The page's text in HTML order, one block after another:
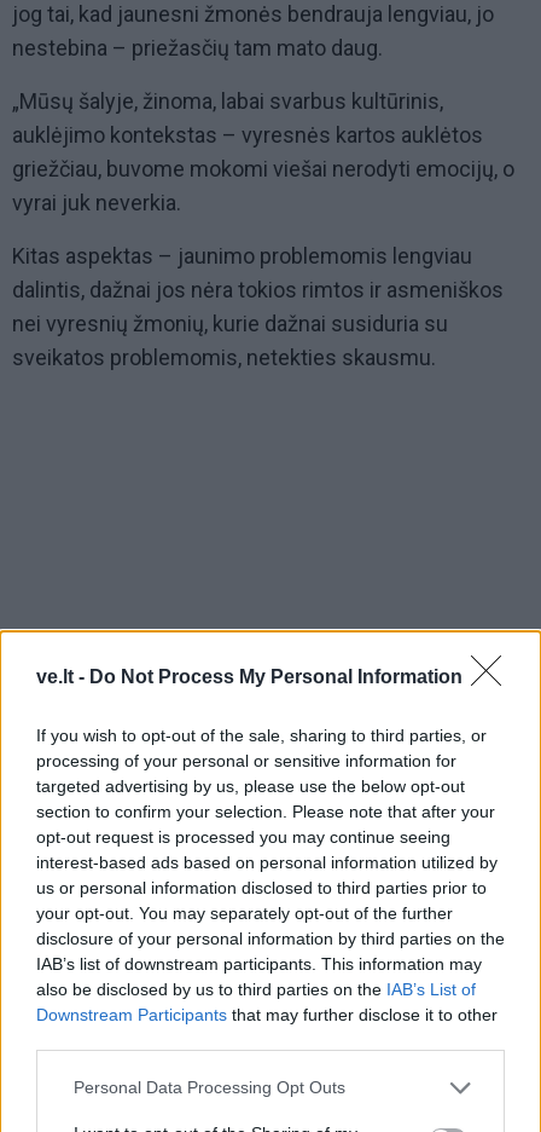
ve.lt - Do Not Process My Personal Information
If you wish to opt-out of the sale, sharing to third parties, or
processing of your personal or sensitive information for
targeted advertising by us, please use the below opt-out
section to confirm your selection. Please note that after your
opt-out request is processed you may continue seeing
interest-based ads based on personal information utilized by
us or personal information disclosed to third parties prior to
your opt-out. You may separately opt-out of the further
disclosure of your personal information by third parties on the
IAB’s list of downstream participants. This information may
also be disclosed by us to third parties on the IAB’s List of
Downstream Participants that may further disclose it to other
Personal Data Processing Opt Outs
jog tai, kad jaunesni žmonės bendrauja lengviau, jo
nestebina – priežasčių tam mato daug.
„Mūsų šalyje, žinoma, labai svarbus kultūrinis,
auklėjimo kontekstas – vyresnės kartos auklėtos
griežčiau, buvome mokomi viešai nerodyti emocijų, o
vyrai juk neverkia.
Kitas aspektas – jaunimo problemomis lengviau
dalintis, dažnai jos nėra tokios rimtos ir asmeniškos
nei vyresnių žmonių, kurie dažnai susiduria su
sveikatos problemomis, netekties skausmu.
Na, ir vėlgi milžiniška mūsų visuomenės problema –
vyresnių žmonių vienišumas. Tam, kad galėtume
dalintis mintimis, rūpesčiais, bendrauti, reikia turėti su
kuo“, – problemą kelią specialistas.
Pokalbio pabaigoje psichiatras pateikia paskutinę
pastabą, kuri ypač aktuali šiais laikais.
„Žinoma, bet koks bendravimas ir jo forma yra gerai.
negali pakeisti gyvo dviejų žmonių ryšio.